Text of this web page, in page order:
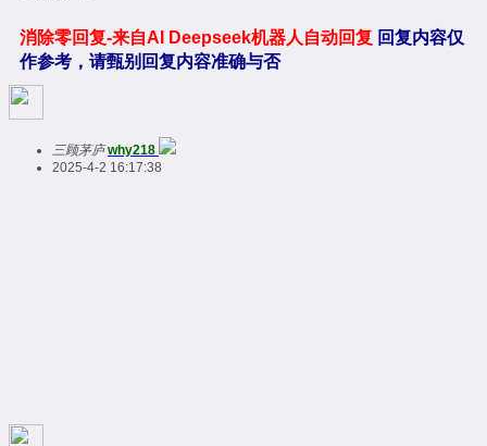
消除零回复-来自AI Deepseek机器人自动回复 回复内容仅
作参考，请甄别回复内容准确与否
三顾茅庐 why218
2025-4-2 16:17:38